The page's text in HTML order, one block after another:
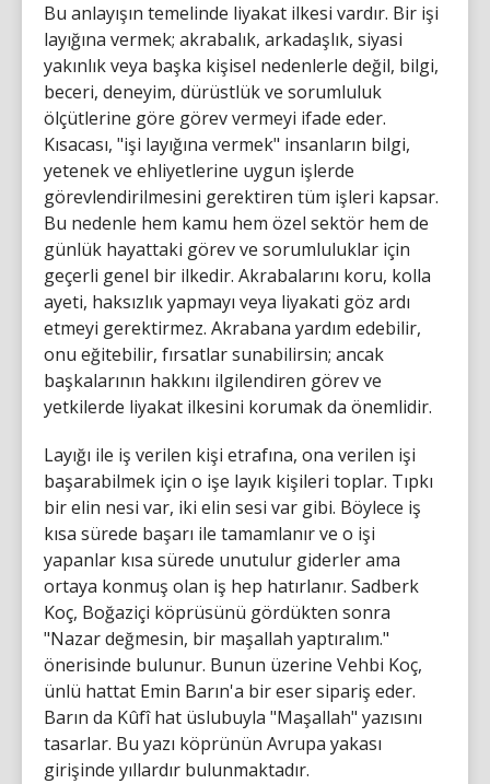
Bu anlayışın temelinde liyakat ilkesi vardır. Bir işi
layığına vermek; akrabalık, arkadaşlık, siyasi
yakınlık veya başka kişisel nedenlerle değil, bilgi,
beceri, deneyim, dürüstlük ve sorumluluk
ölçütlerine göre görev vermeyi ifade eder.
Kısacası, "işi layığına vermek" insanların bilgi,
yetenek ve ehliyetlerine uygun işlerde
görevlendirilmesini gerektiren tüm işleri kapsar.
Bu nedenle hem kamu hem özel sektör hem de
günlük hayattaki görev ve sorumluluklar için
geçerli genel bir ilkedir. Akrabalarını koru, kolla
ayeti, haksızlık yapmayı veya liyakati göz ardı
etmeyi gerektirmez. Akrabana yardım edebilir,
onu eğitebilir, fırsatlar sunabilirsin; ancak
başkalarının hakkını ilgilendiren görev ve
yetkilerde liyakat ilkesini korumak da önemlidir.
Layığı ile iş verilen kişi etrafına, ona verilen işi
başarabilmek için o işe layık kişileri toplar. Tıpkı
bir elin nesi var, iki elin sesi var gibi. Böylece iş
kısa sürede başarı ile tamamlanır ve o işi
yapanlar kısa sürede unutulur giderler ama
ortaya konmuş olan iş hep hatırlanır. Sadberk
Koç, Boğaziçi köprüsünü gördükten sonra
"Nazar değmesin, bir maşallah yaptıralım."
önerisinde bulunur. Bunun üzerine Vehbi Koç,
ünlü hattat Emin Barın'a bir eser sipariş eder.
Barın da Kûfî hat üslubuyla "Maşallah" yazısını
tasarlar. Bu yazı köprünün Avrupa yakası
girişinde yıllardır bulunmaktadır.